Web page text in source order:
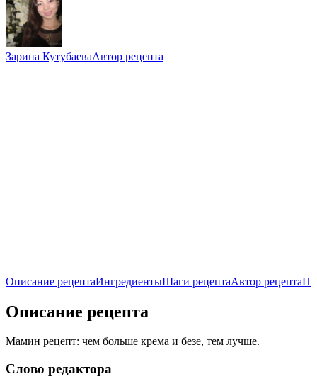
Зарина КутубаеваАвтор рецепта
Описание рецептаИнгредиентыШаги рецептаАвтор рецепта
Описание рецепта
Мамин рецепт: чем больше крема и безе, тем лучше.
Слово редактора